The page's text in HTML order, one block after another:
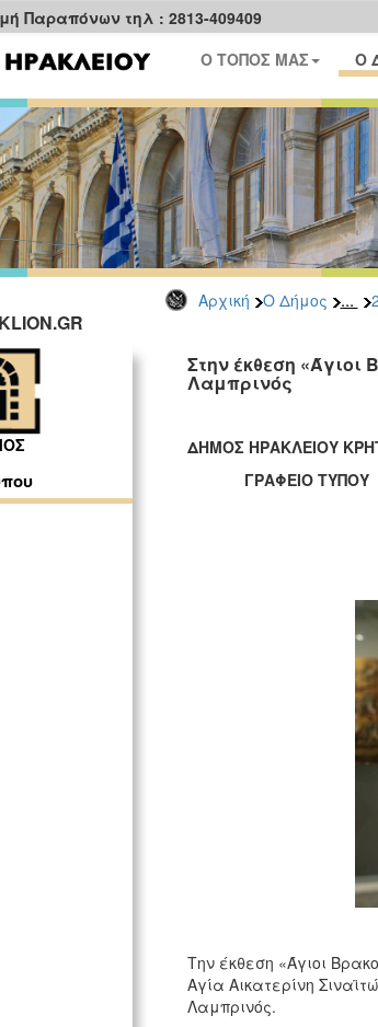
Παραπόνων τηλ : 2813-409409
Ο ΤΟΠΟΣ ΜΑΣ Ο
Αρχική Ο Δήμος ...
Στην έκθεση
Λαμπρινός
ΔΗΜΟΣ ΗΡΑΚΛΕΙΟΥ
ΓΡΑΦΕΙΟ ΤΥΠΟΥ
Την έκθεση «Άγιοι
Αγία Αικατερίνη
Λαμπρινός.